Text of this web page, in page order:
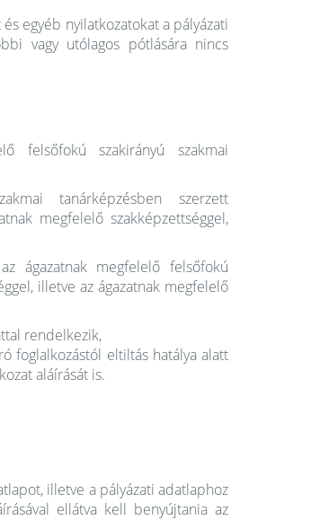
egyéb nyilatkozatokat a pályázati
vagy utólagos pótlására nincs
felsőfokú szakirányú szakmai
tanárképzésben szerzett
megfelelő szakképzettséggel,
ágazatnak megfelelő felsőfokú
illetve az ágazatnak megfelelő
rendelkezik,
foglalkozástól eltiltás hatálya alatt
aláírását is.
illetve a pályázati adatlaphoz
ellátva kell benyújtania az